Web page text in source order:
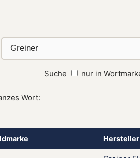
Suche nur in
Wort:
Hersteller